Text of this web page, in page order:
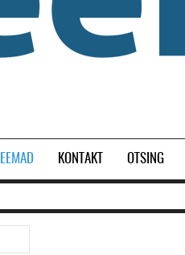
TEEMAD KONTAKT OTSING